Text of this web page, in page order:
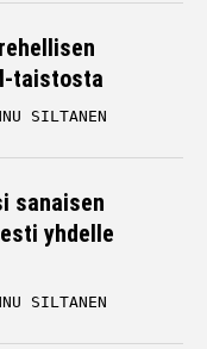
taistosta
SILTANEN
sanaisen
yhdelle
SILTANEN